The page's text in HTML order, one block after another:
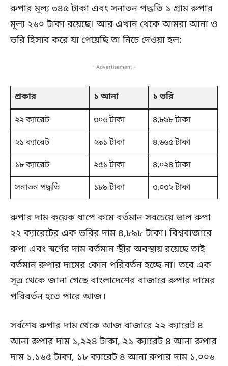
রুপার মূল্য ৩৪৫ টাকা এবং সনাতন পদ্ধতি ১ গ্রাম রুপার
মূল্য ২৬০ টাকা রয়েছে। আর এখান থেকে আমরা আনা ও
ভরি হিসাব করে যা পেয়েছি তা নিচে দেওয়া হল:
- Advertisement -
প্রকার ১ আনা ১ ভরি
২২ ক্যারেট ৩০৬ টাকা
৪,৮৯৮ টাকা
২১ ক্যারেট
২৯১ টাকা
৪,৬৬৫ টাকা
১৮ ক্যারেট
২৫১ টাকা
৪,০২৪ টাকা
সনাতন পদ্ধতি
১৮৯ টাকা ৩,০৩২ টাকা
রুপার দাম কয়েক ধাপে কমে বর্তমান সবচেয়ে ভাল রুপা
২২ ক্যারেটের এক ভরির দাম ৪,৮৯৮ টাকা। বিশ্ববাজারে
রুপা এবং স্বর্ণের দাম বর্তমান স্থীর অবস্থায় রয়েছে তাই
বর্তমান রুপার দামের কোন পরিবর্তন হচ্ছে না। তবে এক
সূত্র থেকে জানা গেছে বাংলাদেশের বাজারে রুপার দামের
পরিবর্তন হতে পারে আজ।
সর্বশেষ রুপার দাম থেকে আজ বাজারে ২২ ক্যারেট ৪
আনা রুপার দাম ১,২২৪ টাকা, ২১ ক্যারেট ৪ আনা রুপার
দাম ১,১৬৫ টাকা, ১৮ ক্যারেট ৪ আনা রুপার দাম ১,০০৬